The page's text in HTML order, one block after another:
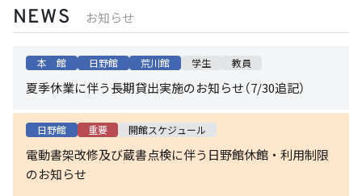
NEWS お知らせ
本 館 日野館 荒川館 学生 教員
夏季休業に伴う長期貸出実施のお知らせ（7/30追記）
日野館 重要 開館スケジュール
電動書架改修及び蔵書点検に伴う日野館休館・利用制限
のお知らせ